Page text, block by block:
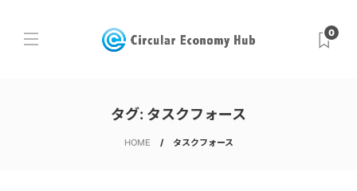
0
タグ: タスクフォース
HOME タスクフォース